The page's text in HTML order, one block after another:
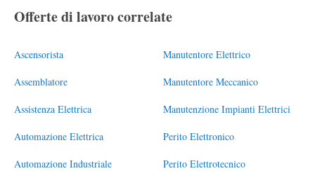
Offerte di lavoro correlate
Ascensorista
Assemblatore
Assistenza Elettrica
Automazione Elettrica
Automazione Industriale
Manutentore Elettrico
Manutentore Meccanico
Manutenzione Impianti Elettrici
Perito Elettronico
Perito Elettrotecnico